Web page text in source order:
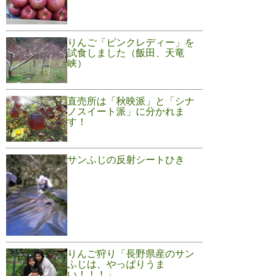
りんご「ピンクレディー」を
試食しました（飯田、天竜
峡）
直売所は「秋映派」と「シナ
ノスイート派」に分かれま
す！
サンふじの反射シートひき
りんご狩り「長野県産のサン
ふじは、やっぱりうま